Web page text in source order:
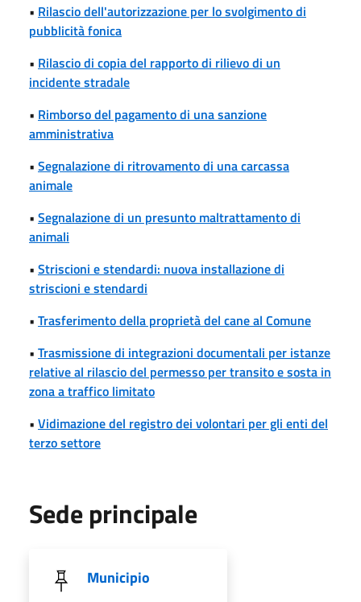
• Rilascio dell'autorizzazione per lo svolgimento di
pubblicità fonica
• Rilascio di copia del rapporto di rilievo di un
incidente stradale
• Rimborso del pagamento di una sanzione
amministrativa
• Segnalazione di ritrovamento di una carcassa
animale
• Segnalazione di un presunto maltrattamento di
animali
• Striscioni e stendardi: nuova installazione di
striscioni e stendardi
• Trasferimento della proprietà del cane al Comune
• Trasmissione di integrazioni documentali per istanze
relative al rilascio del permesso per transito e sosta in
zona a traffico limitato
• Vidimazione del registro dei volontari per gli enti del
terzo settore
Sede principale
Municipio